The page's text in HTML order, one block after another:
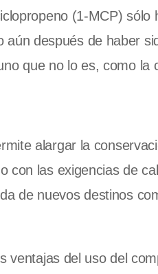
(1-MCP)
aún después de haber
que no lo es, como la
alargar la
con las exigencias de
de nuevos destinos
ventajas del uso del